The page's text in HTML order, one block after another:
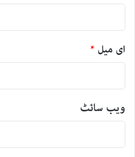
ای میل *
ویب‌ سائٹ